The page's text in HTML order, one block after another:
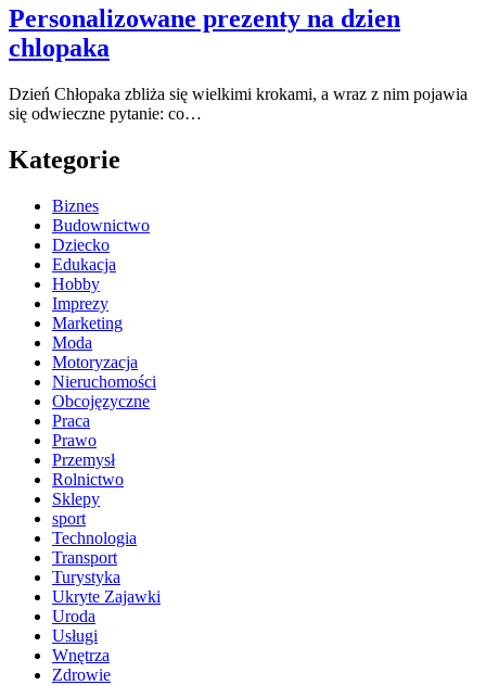
Personalizowane prezenty na dzien
chlopaka
Dzień Chłopaka zbliża się wielkimi krokami, a wraz z nim pojawia
się odwieczne pytanie: co…
Kategorie
Biznes
Budownictwo
Dziecko
Edukacja
Hobby
Imprezy
Marketing
Moda
Motoryzacja
Nieruchomości
Obcojęzyczne
Praca
Prawo
Przemysł
Rolnictwo
Sklepy
sport
Technologia
Transport
Turystyka
Ukryte Zajawki
Uroda
Usługi
Wnętrza
Zdrowie